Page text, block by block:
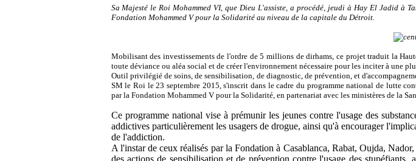
Sa Majesté le Roi Mohammed VI, que Dieu L'assiste, a procédé, jeudi à Hay El Jadid
Fondation Mohammed V pour la Solidarité au niveau de la capitale du Détroit.
Mobilisant des investissements de l'ordre de 5 millions de dirhams, ce projet traduit la
toute déviance ou aléa social et de créer l'environnement nécessaire pour les inciter à une
Outil privilégié de soins, de sensibilisation, de diagnostic, de prévention, et
SM le Roi le 23 septembre 2015, s'inscrit dans le cadre du programme national de lutte
par la Fondation Mohammed V pour la Solidarité, en partenariat avec les ministères de la
Ce programme national vise à prémunir les jeunes contre l'usage des
addictives particulièrement les usagers de drogue, ainsi qu'à encourager
de l'addiction.
A l'instar de ceux réalisés par la Fondation à Casablanca, Rabat, Oujda,
des actions de sensibilisation et de prévention contre l'usage des